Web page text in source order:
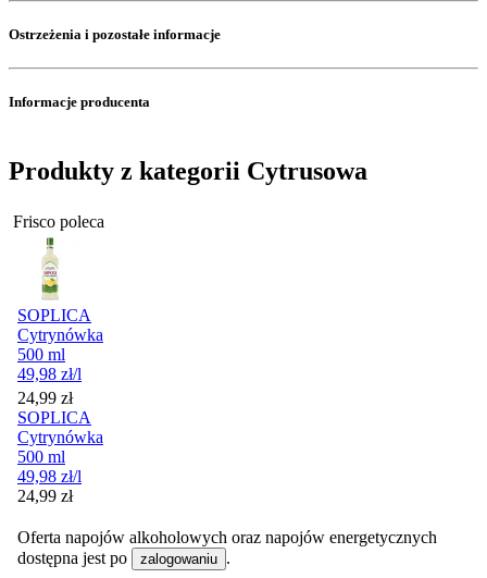
Ostrzeżenia i pozostałe informacje
Informacje producenta
Produkty z kategorii Cytrusowa
Frisco poleca
SOPLICA
Cytrynówka
500 ml
49,98 zł/l
Cena
24,99 zł
SOPLICA
Cytrynówka
500 ml
49,98 zł/l
Cena
24,99 zł
Oferta napojów alkoholowych oraz napojów energetycznych
dostępna jest po
zalogowaniu .